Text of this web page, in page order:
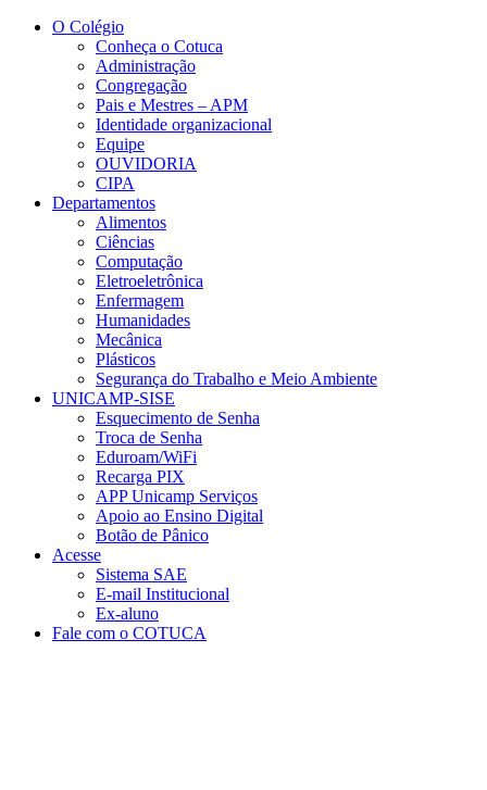
Conteúdo principal
O Colégio
Conheça o Cotuca
Administração
Congregação
Pais e Mestres – APM
Identidade organizacional
Equipe
OUVIDORIA
CIPA
Departamentos
Alimentos
Ciências
Computação
Eletroeletrônica
Enfermagem
Humanidades
Mecânica
Plásticos
Segurança do Trabalho e Meio Ambiente
UNICAMP-SISE
Esquecimento de Senha
Troca de Senha
Eduroam/WiFi
Recarga PIX
APP Unicamp Serviços
Apoio ao Ensino Digital
Botão de Pânico
Acesse
Sistema SAE
E-mail Institucional
Ex-aluno
Fale com o COTUCA